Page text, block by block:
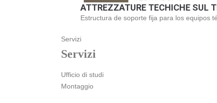
ATTREZZATURE TECHICHE SUL
Estructura de soporte fija para los equipos
Servizi
Servizi
Ufficio di studi
Montaggio